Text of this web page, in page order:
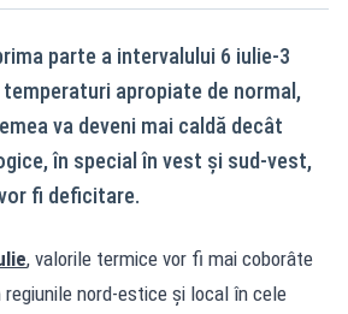
parte a intervalului 6 iulie-3
apropiate de normal,
va deveni mai caldă decât
în special în vest și sud‑vest,
fi deficitare.
, valorile termice vor fi mai coborâte
nord-estice şi local în cele